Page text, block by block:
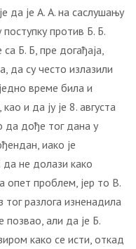
да је А. А. на саслушању
против Б. Б.
Б. Б, пре догађаја,
да су често излазили
време била и
и да ју је 8. августа
да дође тог дана у
иако је
не долази како
опет проблем, јер то В.
тог разлога изненадила
позвао, али да је Б.
како се исти, откад